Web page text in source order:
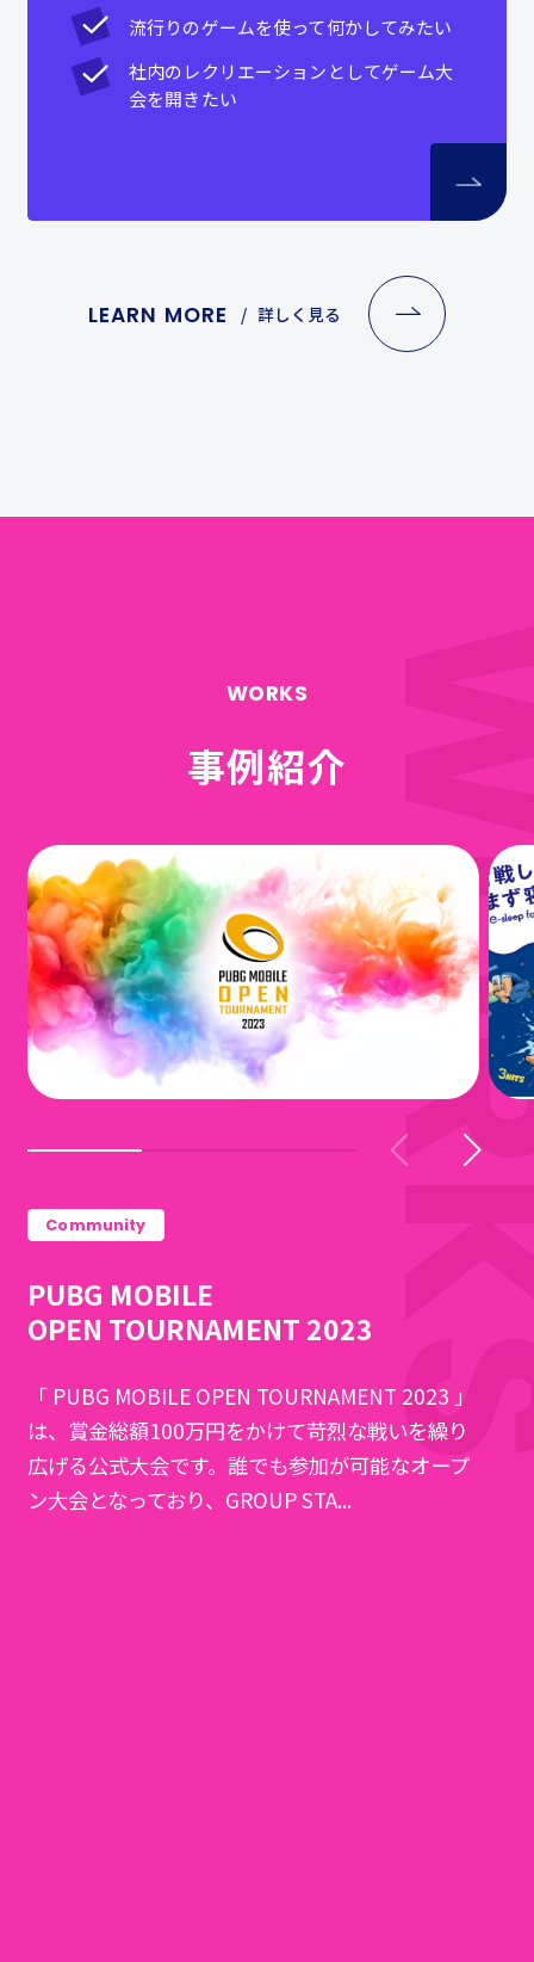
流行りのゲームを使って何かしてみたい
社内のレクリエーションとしてゲーム大
会を開きたい
LEARN MORE 詳しく見る
WORKS
事例紹介
Community
PUBG MOBILE
OPEN TOURNAMENT 2023
「 PUBG MOBILE OPEN TOURNAMENT 2023 」
は、賞金総額100万円をかけて苛烈な戦いを繰り
広げる公式大会です。誰でも参加が可能なオープ
ン大会となっており、GROUP STA...